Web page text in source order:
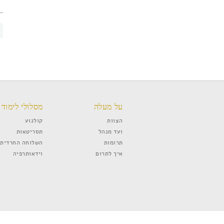
על מעלה
הצוות
ועד מנהל
תרומות
איך לתרום
מסלולי לימוד
קולנוע
תסריטאות
השלוחה החרדית
וידאותרפיה